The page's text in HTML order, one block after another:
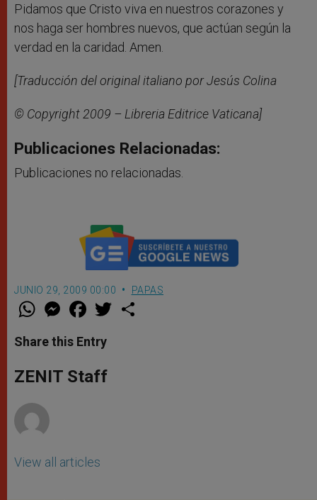
Pidamos que Cristo viva en nuestros corazones y
nos haga ser hombres nuevos, que actúan según la
verdad en la caridad. Amen.
[Traducción del original italiano por Jesús Colina
© Copyright 2009 – Libreria Editrice Vaticana]
Publicaciones Relacionadas:
Publicaciones no relacionadas.
JUNIO 29, 2009 00:00 PAPAS
W
t
s
p
p
M
e
s
e
g
e
F
a
e
b
o
k
w
Share this Entry
ZENIT Staff
View all articles